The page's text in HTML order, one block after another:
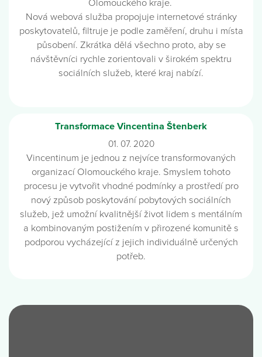
Olomouckého kraje.
Nová webová služba propojuje internetové stránky
poskytovatelů, filtruje je podle zaměření, druhu i místa
působení. Zkrátka dělá všechno proto, aby se
návštěvníci rychle zorientovali v širokém spektru
sociálních služeb, které kraj nabízí.
Transformace Vincentina Štenberk
01. 07. 2020
Vincentinum je jednou z nejvíce transformovaných
organizací Olomouckého kraje. Smyslem tohoto
procesu je vytvořit vhodné podmínky a prostředí pro
nový způsob poskytování pobytových sociálních
služeb, jež umožní kvalitnější život lidem s mentálním
a kombinovaným postižením v přirozené komunitě s
podporou vycházející z jejich individuálně určených
potřeb.